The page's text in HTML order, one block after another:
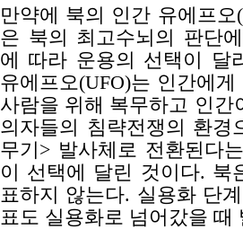
만약에 북의 인간 유에프
은 북의 최고수뇌의 판단
에 따라 운용의 선택이 달
유에프오(UFO)는 인간에
사람을 위해 복무하고 인
의자들의 침략전쟁의 환
무기> 발사체로 전환된다
이 선택에 달린 것이다. 북
표하지 않는다. 실용화 단
표도 실용화로 넘어갔을 때